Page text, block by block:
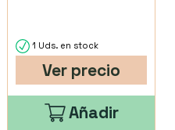
1 Uds. en stock
Ver precio
Añadir